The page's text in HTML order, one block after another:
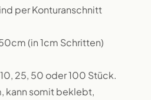
per Konturanschnitt
(in 1cm Schritten)
25, 50 oder 100 Stück.
kann somit beklebt,